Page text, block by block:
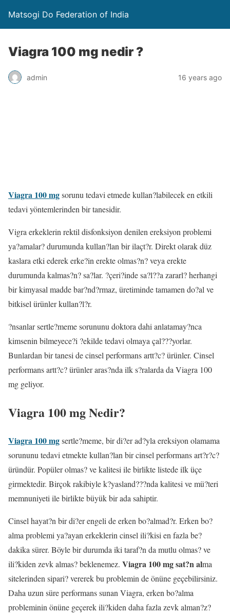
Matsogi Do Federation of India
Viagra 100 mg nedir ?
admin 16 years ago
Viagra 100 mgsorunu tedavi etmede kullan?labilecek en etkili
tedavi yöntemlerinden bir tanesidir.
Vigra erkeklerin rektil disfonksiyon denilen ereksiyon problemi
ya?amalar? durumunda kullan?lan bir ilaçt?r. Direkt olarak düz
kaslara etki ederek erke?in erekte olmas?n? veya erekte
durumunda kalmas?n? sa?lar. ?çeri?inde sa?l??a zararl? herhangi
bir kimyasal madde bar?nd?rmaz, üretiminde tamamen do?al ve
bitkisel ürünler kullan?l?r.
?nsanlar sertle?meme sorununu doktora dahi anlatamay?nca
kimsenin bilmeyece?i ?ekilde tedavi olmaya çal???yorlar.
Bunlardan bir tanesi de cinsel performans artt?c? ürünler. Cinsel
performans artt?c? ürünler aras?nda ilk s?ralarda da Viagra 100
mg geliyor.
Viagra 100 mg Nedir?
Viagra 100 mgsertle?meme, bir di?er ad?yla ereksiyon olamama
sorununu tedavi etmekte kullan?lan bir cinsel performans art?r?c?
üründür. Popüler olmas? ve kalitesi ile birlikte listede ilk üçe
girmektedir. Birçok rakibiyle k?yasland???nda kalitesi ve mü?teri
memnuniyeti ile birlikte büyük bir ada sahiptir.
Cinsel hayat?n bir di?er engeli de erken bo?almad?r. Erken bo?
alma problemi ya?ayan erkeklerin cinsel ili?kisi en fazla be?
dakika sürer. Böyle bir durumda iki taraf?n da mutlu olmas? ve
ili?kiden zevk almas? beklenemez. Viagra 100 mg sat?n alma
sitelerinden sipari? vererek bu problemin de önüne geçebilirsiniz.
Daha uzun süre performans sunan Viagra, erken bo?alma
probleminin önüne geçerek ili?kiden daha fazla zevk alman?z?